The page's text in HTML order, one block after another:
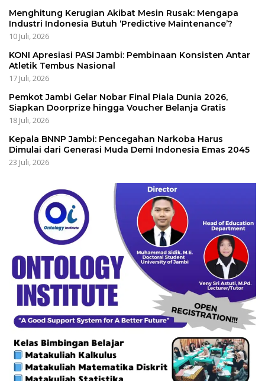
Menghitung Kerugian Akibat Mesin Rusak: Mengapa
Industri Indonesia Butuh ‘Predictive Maintenance’?
10 Juli, 2026
KONI Apresiasi PASI Jambi: Pembinaan Konsisten Antar
Atletik Tembus Nasional
17 Juli, 2026
Pemkot Jambi Gelar Nobar Final Piala Dunia 2026,
Siapkan Doorprize hingga Voucher Belanja Gratis
18 Juli, 2026
Kepala BNNP Jambi: Pencegahan Narkoba Harus
Dimulai dari Generasi Muda Demi Indonesia Emas 2045
23 Juli, 2026